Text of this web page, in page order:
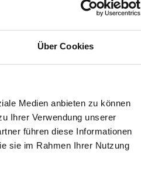
Über Cookies
Medien anbieten zu können
Ihrer Verwendung unserer
führen diese Informationen
sie im Rahmen Ihrer Nutzung